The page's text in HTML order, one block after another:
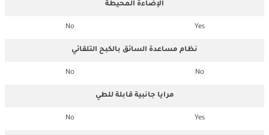
الإضاءة المحيطة
Yes
No
نظام مساعدة السائق بالكبح التلقائي
No
No
مرايا جانبية قابلة للطي
Yes
No